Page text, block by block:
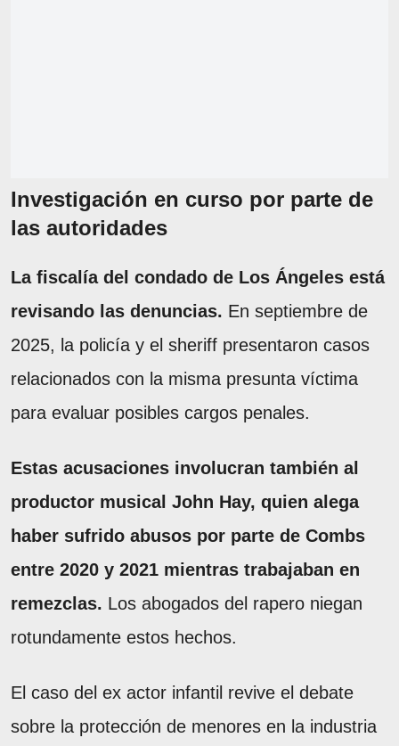
Investigación en curso por parte de
las autoridades
La fiscalía del condado de Los Ángeles está
revisando las denuncias. En septiembre de
2025, la policía y el sheriff presentaron casos
relacionados con la misma presunta víctima
para evaluar posibles cargos penales.
Estas acusaciones involucran también al
productor musical John Hay, quien alega
haber sufrido abusos por parte de Combs
entre 2020 y 2021 mientras trabajaban en
remezclas. Los abogados del rapero niegan
rotundamente estos hechos.
El caso del ex actor infantil revive el debate
sobre la protección de menores en la industria